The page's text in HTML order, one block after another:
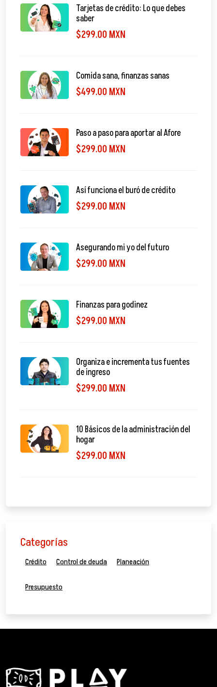
Tarjetas de crédito: Lo que debes
saber
$299.00 MXN
Comida sana, finanzas sanas
$499.00 MXN
Paso a paso para aportar al Afore
$299.00 MXN
Así funciona el buró de crédito
$299.00 MXN
Asegurando mi yo del futuro
$299.00 MXN
Finanzas para godinez
$299.00 MXN
Organiza e incrementa tus fuentes
de ingreso
$299.00 MXN
10 Básicos de la administración del
hogar
$299.00 MXN
Categorías
Crédito Control de deuda Planeación
Presupuesto